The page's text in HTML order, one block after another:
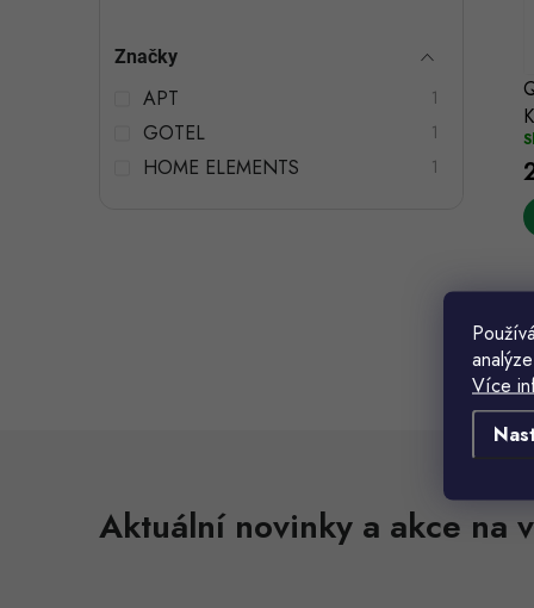
Více
aZnačky
APT 1
GOTEL 1
HOME ELEMENTS 1
r
t
r
t
l
Aktuální novinky a akce na